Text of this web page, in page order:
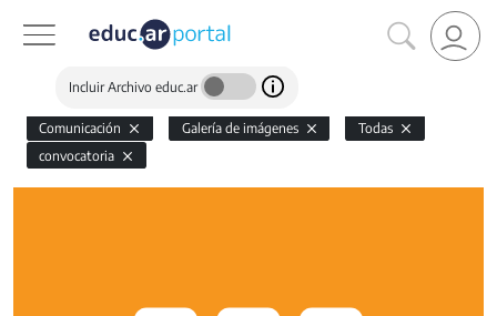
Incluir Archivo educ.ar
Comunicación Galería de imágenes
Todas
convocatoria